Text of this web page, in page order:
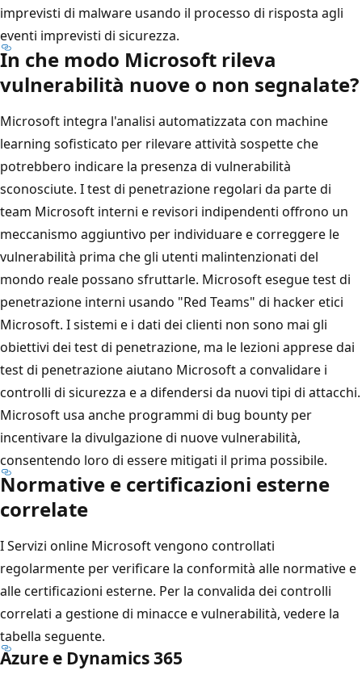
imprevisti di malware usando il processo di risposta agli
eventi imprevisti di sicurezza.
In che modo Microsoft rileva
vulnerabilità nuove o non segnalate?
Microsoft integra l'analisi automatizzata con machine
learning sofisticato per rilevare attività sospette che
potrebbero indicare la presenza di vulnerabilità
sconosciute. I test di penetrazione regolari da parte di
team Microsoft interni e revisori indipendenti offrono un
meccanismo aggiuntivo per individuare e correggere le
vulnerabilità prima che gli utenti malintenzionati del
mondo reale possano sfruttarle. Microsoft esegue test di
penetrazione interni usando "Red Teams" di hacker etici
Microsoft. I sistemi e i dati dei clienti non sono mai gli
obiettivi dei test di penetrazione, ma le lezioni apprese dai
test di penetrazione aiutano Microsoft a convalidare i
controlli di sicurezza e a difendersi da nuovi tipi di attacchi.
Microsoft usa anche programmi di bug bounty per
incentivare la divulgazione di nuove vulnerabilità,
consentendo loro di essere mitigati il prima possibile.
Normative e certificazioni esterne
correlate
I Servizi online Microsoft vengono controllati
regolarmente per verificare la conformità alle normative e
alle certificazioni esterne. Per la convalida dei controlli
correlati a gestione di minacce e vulnerabilità, vedere la
tabella seguente.
Azure e Dynamics 365